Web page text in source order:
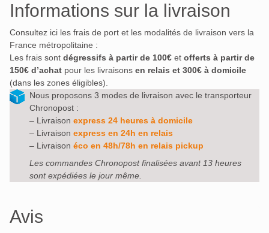
Informations sur la livraison
Consultez ici les frais de port et les modalités de livraison vers la
France métropolitaine :
Les frais sont dégressifs à partir de 100€ et offerts à partir de
150€ d’achat pour les livraisons en relais et 300€ à domicile
(dans les zones éligibles).
Nous proposons 3 modes de livraison avec le transporteur
Chronopost :
– Livraison express 24 heures à domicile
– Livraison express en 24h en relais
– Livraison éco en 48h/78h en relais pickup
Les commandes Chronopost finalisées avant 13 heures
sont expédiées le jour même.
Avis